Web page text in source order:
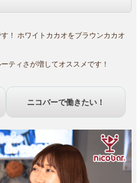
！ ホワイトカカオをブラウンカカオ
ティさが増してオススメです！
ニコバーで働きたい！